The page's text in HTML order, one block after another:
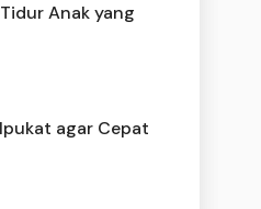
Anak yang
agar Cepat